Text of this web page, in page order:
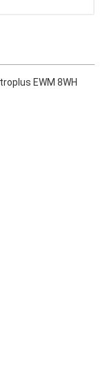
EWM 8WH